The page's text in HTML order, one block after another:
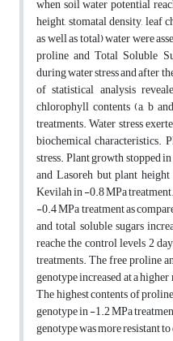
when soil water potential
height, stomatal density,
as well as total) water were
proline and Total Soluble
during water stress and after
of statistical analysis
chlorophyll contents (a, b
treatments. Water stress
biochemical characteristics.
stress. Plant growth stopped
and Lasoreh but plant
Kevilah in -0.8 MPa
-0.4 MPa treatment as
and total soluble sugars
reache the control levels 2
treatments. The free proline
genotype increased at a
The highest contents of
genotype in -1.2 MPa
genotype was more resistant